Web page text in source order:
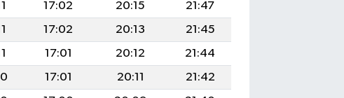
17:02 20:15
21:47
17:02 20:13
21:45
17:01 20:12
21:44
17:01 20:11
21:42